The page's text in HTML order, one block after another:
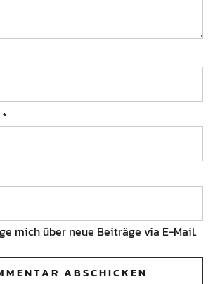
*
mich über neue Beiträge via E-Mail.